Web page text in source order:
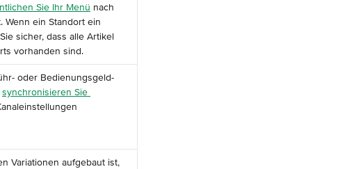
Sie Ihr Menü nach
Wenn ein Standort ein
sicher, dass alle Artikel
vorhanden sind.
oder Bedienungsgeld-
synchronisieren Sie
Variationen aufgebaut ist,